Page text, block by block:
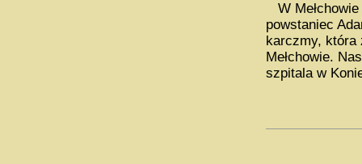
W
powstaniec
karczmy, która
Mełchowie.
szpitala w